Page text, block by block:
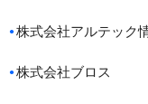
株式会社アルテック
株式会社ブロス